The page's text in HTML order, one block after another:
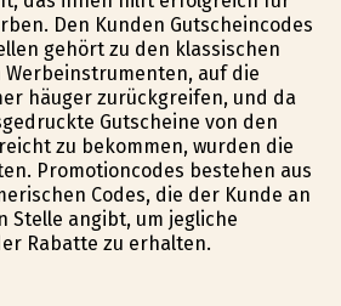
Den Kunden Gutscheincodes
gehört zu den klassischen
auf die
häufiger zurückgreifen, und da
Gutscheine von den
zu bekommen, wurden die
Promotioncodes bestehen aus
Codes, die der Kunde an
Stelle angibt, um jegliche
Rabatte zu erhalten.